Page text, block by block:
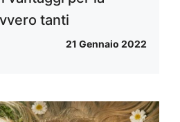
tanti
21 Gennaio 2022